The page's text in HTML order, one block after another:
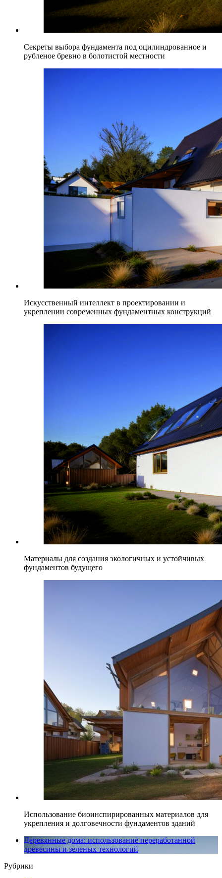
Секреты выбора фундамента под оцилиндрованное и
рубленое бревно в болотистой местности
Искусственный интеллект в проектировании и
укреплении современных фундаментных конструкций
Материалы для создания экологичных и устойчивых
фундаментов будущего
Использование биоинспирированных материалов для
укрепления и долговечности фундаментов зданий
Деревянные дома: использование переработанной
древесины и зеленых технологий
Рубрики